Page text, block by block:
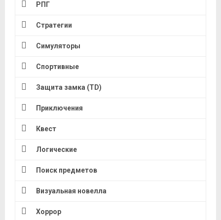
РПГ
Стратегии
Симуляторы
Спортивные
Защита замка (TD)
Приключения
Квест
Логические
Поиск предметов
Визуальная новелла
Хоррор